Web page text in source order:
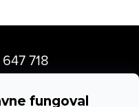
fungoval
718